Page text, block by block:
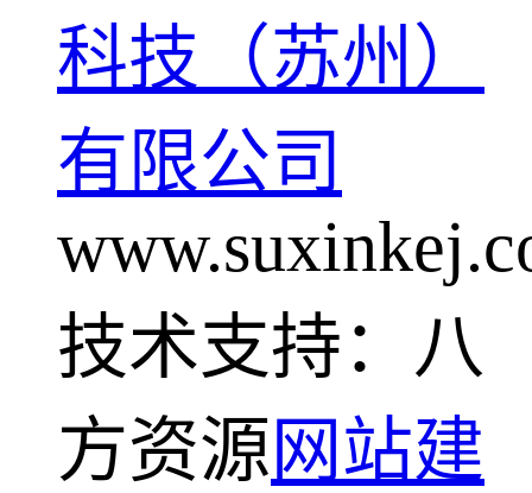
科技（苏州）
有限公司
技术支持：八
方资源网站建